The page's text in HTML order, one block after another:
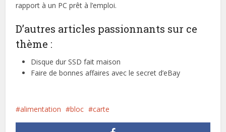
rapport à un PC prêt à l’emploi.
D’autres articles passionnants sur ce
thème :
Disque dur SSD fait maison
Faire de bonnes affaires avec le secret d’eBay
alimentation bloc carte